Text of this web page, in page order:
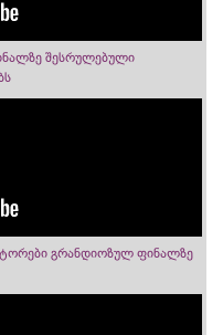
შესრულებული
გრანდიოზულ ფინალზე